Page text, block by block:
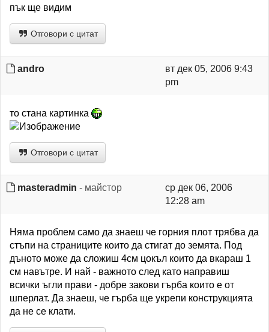
пък ще видим
Отговори с цитат
andro
вт дек 05, 2006 9:43
pm
то стана картинка
Отговори с цитат
masteradmin - майстор
ср дек 06, 2006
12:28 am
Няма проблем само да знаеш че горния плот трябва да
стъпи на страниците които да стигат до земята. Под
дъното може да сложиш 4см цокъл които да вкараш 1
см навътре. И най - важното след като направиш
всички ъгли прави - добре закови гърба които е от
шперлат. Да знаеш, че гърба ще укрепи конструкцията
да не се клати.